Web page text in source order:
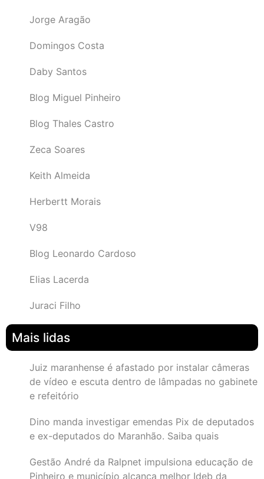
Jorge Aragão
Domingos Costa
Daby Santos
Blog Miguel Pinheiro
Blog Thales Castro
Zeca Soares
Keith Almeida
Herbertt Morais
V98
Blog Leonardo Cardoso
Elias Lacerda
Juraci Filho
Mais lidas
Juiz maranhense é afastado por instalar câmeras
de vídeo e escuta dentro de lâmpadas no gabinete
e refeitório
Dino manda investigar emendas Pix de deputados
e ex-deputados do Maranhão. Saiba quais
Gestão André da Ralpnet impulsiona educação de
Pinheiro e município alcança melhor Ideb da